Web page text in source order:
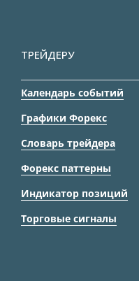
ТРЕЙДЕРУ
Календарь событий
Графики Форекс
Словарь трейдера
Форекс паттерны
Индикатор позиций
Торговые сигналы